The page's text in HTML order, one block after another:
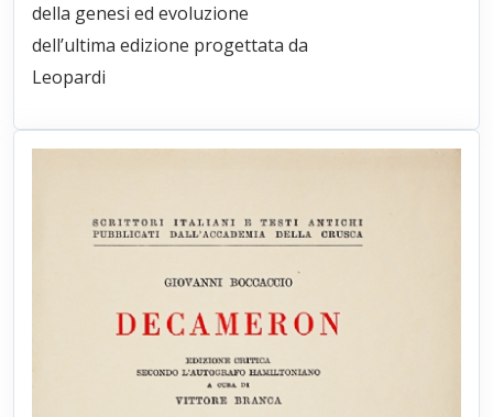
della genesi ed evoluzione
dell’ultima edizione progettata da
Leopardi